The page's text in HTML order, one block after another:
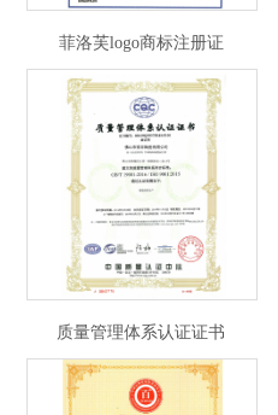
菲洛芙logo商标注册证
质量管理体系认证证书